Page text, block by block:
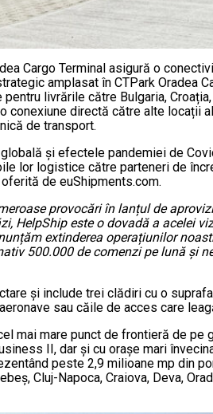
Cargo Terminal asigură o
amplasat în CTPark Oradea
livrările către Bulgaria,
directă către alte locații
de transport.
și efectele pandemiei de
lor logistice către parteneri de
de euShipments.com.
provocări în lanțul de
HelpShip este o dovadă a acelei
extinderea operațiunilor
500.000 de comenzi pe lună și
și include trei clădiri cu o
sau căile de acces care
mai mare punct de frontieră de pe
II, dar și cu orașe mari
peste 2,9 milioane mp
Cluj-Napoca, Craiova, Deva,